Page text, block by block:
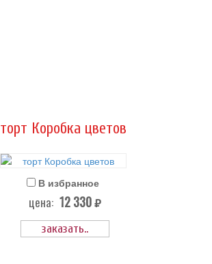
торт Коробка цветов
В избранное
цена: 12 330 руб.
заказать..